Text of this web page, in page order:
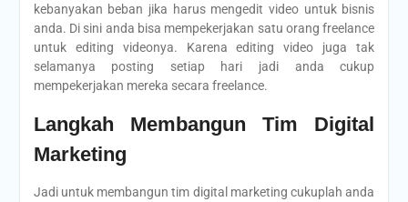
kebanyakan beban jika harus mengedit video untuk bisnis
anda. Di sini anda bisa mempekerjakan satu orang freelance
untuk editing videonya. Karena editing video juga tak
selamanya posting setiap hari jadi anda cukup
mempekerjakan mereka secara freelance.
Langkah Membangun Tim Digital
Marketing
Jadi untuk membangun tim digital marketing cukuplah anda